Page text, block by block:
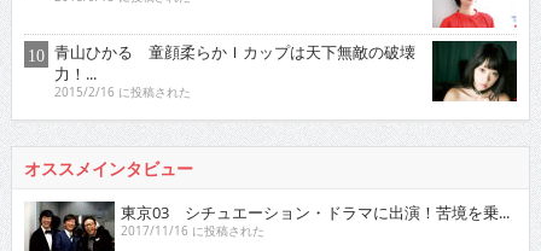
青山ひかる 童顔柔らかＩカップは天下無敵の破壊
力！...
2015/2/16 に投稿された
オススメインタビュー
東京03 シチュエーション・ドラマに出演！苦境を乗...
2017/11/16 に投稿された